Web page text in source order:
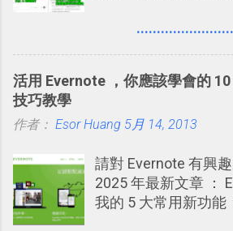
鴉牆上，從而禁止
（ChatGPT） 的
打造一個更自動化的
活用 Evernote ，你應該學會的
技巧教學
作者： Esor Huang 5月 14, 2013
請對 Evernote 有興
2025 年最新文章 ：
我的 5 大常用新功能